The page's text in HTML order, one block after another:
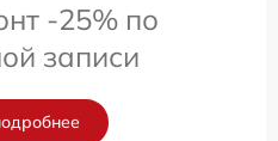
-25% по
записи